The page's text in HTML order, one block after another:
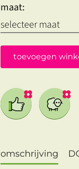
maat:
toevoegen
omschrijving